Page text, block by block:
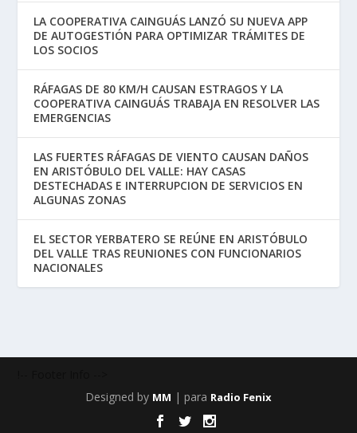
LA COOPERATIVA CAINGUÁS LANZÓ SU NUEVA APP
DE AUTOGESTIÓN PARA OPTIMIZAR TRÁMITES DE
LOS SOCIOS
RÁFAGAS DE 80 KM/H CAUSAN ESTRAGOS Y LA
COOPERATIVA CAINGUÁS TRABAJA EN RESOLVER LAS
EMERGENCIAS
LAS FUERTES RÁFAGAS DE VIENTO CAUSAN DAÑOS
EN ARISTÓBULO DEL VALLE: HAY CASAS
DESTECHADAS E INTERRUPCION DE SERVICIOS EN
ALGUNAS ZONAS
EL SECTOR YERBATERO SE REÚNE EN ARISTÓBULO
DEL VALLE TRAS REUNIONES CON FUNCIONARIOS
NACIONALES
Designed by MM | para Radio Fenix